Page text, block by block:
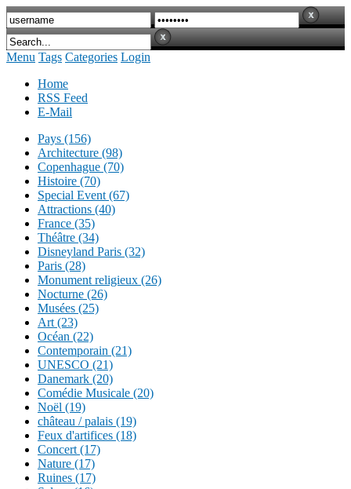
Menu Tags Categories Login
Home
RSS Feed
E-Mail
Pays (156)
Architecture (98)
Copenhague (70)
Histoire (70)
Special Event (67)
Attractions (40)
France (35)
Théâtre (34)
Disneyland Paris (32)
Paris (28)
Monument religieux (26)
Nocturne (26)
Musées (25)
Art (23)
Océan (22)
Contemporain (21)
UNESCO (21)
Danemark (20)
Comédie Musicale (20)
Noël (19)
château / palais (19)
Feux d'artifices (18)
Concert (17)
Nature (17)
Ruines (17)